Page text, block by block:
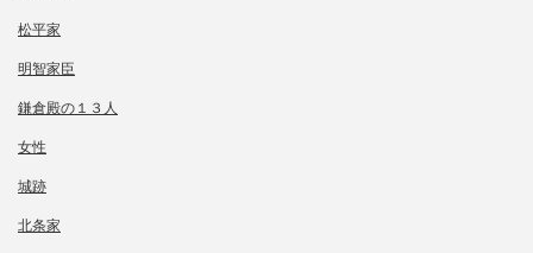
松平家
明智家臣
鎌倉殿の１３人
女性
城跡
北条家